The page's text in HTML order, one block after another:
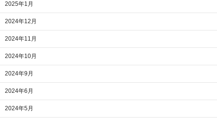
2025年1月
2024年12月
2024年11月
2024年10月
2024年9月
2024年6月
2024年5月